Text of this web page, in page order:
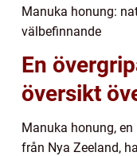
Manuka honung:
välbefinnande
En
översikt
Manuka honung,
från Nya Zeeland,